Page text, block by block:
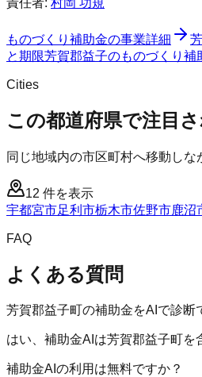
ものづくり補助金の事業詳細
と期限芳賀郡益子のものづくり補
Cities
この都道府県で注目
同じ地域内の市区町村へ移動しな
12 件を表示
宇都宮市足利市栃木市佐野市鹿沼
FAQ
よくある質問
芳賀郡益子町の補助金をAIで診断
はい、補助金AIは芳賀郡益子町を
補助金AIの利用は無料ですか？